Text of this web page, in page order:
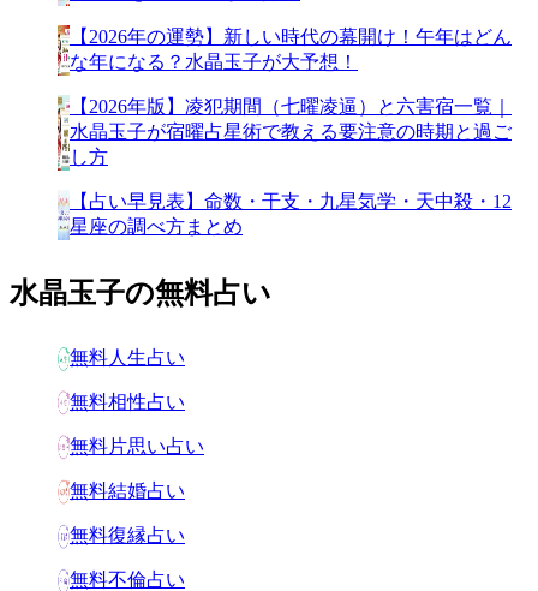
【2026年の運勢】新しい時代の幕開け！午年はどん
な年になる？水晶玉子が大予想！
【2026年版】凌犯期間（七曜凌逼）と六害宿一覧｜
水晶玉子が宿曜占星術で教える要注意の時期と過ご
し方
【占い早見表】命数・干支・九星気学・天中殺・12
星座の調べ方まとめ
水晶玉子の無料占い
無料人生占い
無料相性占い
無料片思い占い
無料結婚占い
無料復縁占い
無料不倫占い